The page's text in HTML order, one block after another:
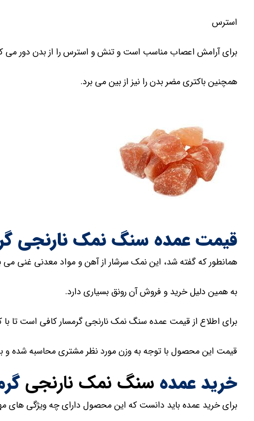
استرس
برای آرامش اعصاب مناسب است و تنش و استرس را از بدن دور می
همچنین باکتری مضر بدن را نیز از بین می برد.
قیمت عمده سنگ نمک نارنجی
همانطور که گفته شد، این نمک سرشار از آهن و مواد معدنی غنی می
به همین دلیل خرید و فروش آن رونق بسیاری دارد.
برای اطلاع از قیمت عمده سنگ نمک نارنجی گرمسار کافی است تا
قیمت این محصول با توجه به وزن مورد نظر مشتری محاسبه شده
خرید عمده سنگ نمک نارنجی
برای خرید عمده باید دانست که این محصول دارای چه ویژگی های